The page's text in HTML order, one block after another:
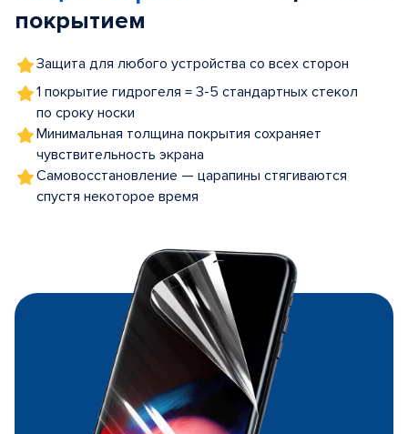
покрытием
Защита для любого устройства со всех сторон
1 покрытие гидрогеля = 3-5 стандартных стекол
по сроку носки
Минимальная толщина покрытия сохраняет
чувствительность экрана
Самовосстановление — царапины стягиваются
спустя некоторое время